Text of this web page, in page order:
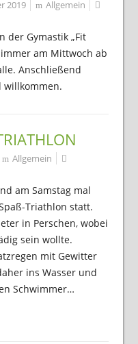
2019
Allgemein
der Gymastik „Fit
am Mittwoch ab
Anschließend
willkommen.
Allgemein
am Samstag mal
Triathlon statt.
in Perschen, wobei
sein wollte.
mit Gewitter
ins Wasser und
Schwimmer…